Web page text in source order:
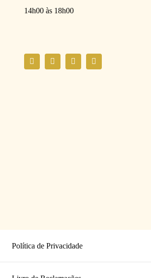
Política de Privacidade
14h00 às 18h00